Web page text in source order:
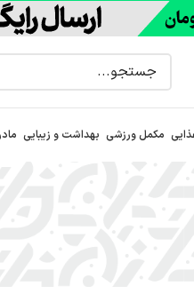
مکمل ورزشی بهداشت و زیبایی